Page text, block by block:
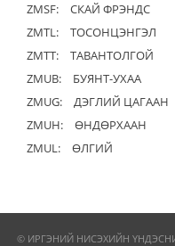
ZMSF:
СКАЙ ФРЭНДС
ZMTL:
ТОСОНЦЭНГЭЛ
ZMTT:
ТАВАНТОЛГОЙ
ZMUB:
БУЯНТ-УХАА
ZMUG:
ДЭГЛИЙ ЦАГААН
ZMUH:
ӨНДӨРХААН
ZMUL:
ӨЛГИЙ
© ИРГЭНИЙ НИСЭХИЙН